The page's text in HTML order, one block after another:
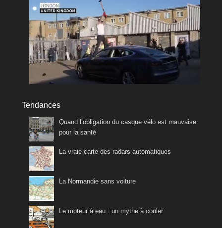
Tendances
Quand l’obligation du casque vélo est mauvaise
pour la santé
La vraie carte des radars automatiques
La Normandie sans voiture
Le moteur à eau : un mythe à couler